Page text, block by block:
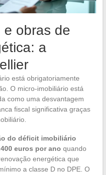
e obras de
a
está obrigatoriamente
O micro-imobiliário está
como uma desvantagem
fiscal significativa graças
do déficit imobiliário
euros por ano quando
energética que
a classe D no DPE. O